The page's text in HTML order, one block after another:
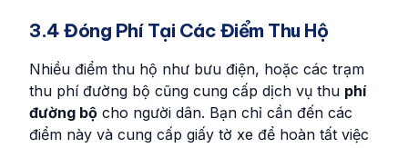
3.4 Đóng Phí Tại Các Điểm Thu Hộ
Nhiều điểm thu hộ như bưu điện, hoặc các trạm
thu phí đường bộ cũng cung cấp dịch vụ thu phí
đường bộ cho người dân. Bạn chỉ cần đến các
điểm này và cung cấp giấy tờ xe để hoàn tất việc